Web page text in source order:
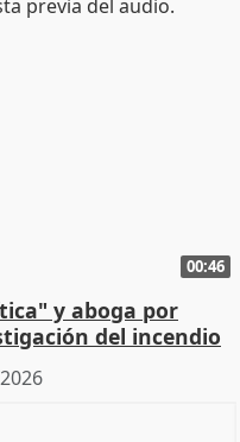
00:46
y aboga por
del incendio